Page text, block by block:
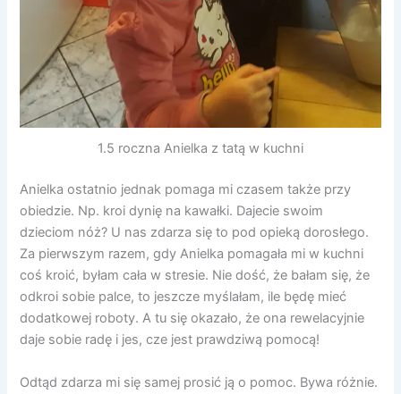
1.5 roczna Anielka z tatą w kuchni
Anielka ostatnio jednak pomaga mi czasem także przy
obiedzie. Np. kroi dynię na kawałki. Dajecie swoim
dzieciom nóż? U nas zdarza się to pod opieką dorosłego.
Za pierwszym razem, gdy Anielka pomagała mi w kuchni
coś kroić, byłam cała w stresie. Nie dość, że bałam się, że
odkroi sobie palce, to jeszcze myślałam, ile będę mieć
dodatkowej roboty. A tu się okazało, że ona rewelacyjnie
daje sobie radę i jes, cze jest prawdziwą pomocą!
Odtąd zdarza mi się samej prosić ją o pomoc. Bywa różnie.